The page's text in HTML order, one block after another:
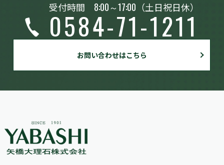
受付時間 8:00～17:00 （土日祝日休）
0584-71-1211
お問い合わせはこちら